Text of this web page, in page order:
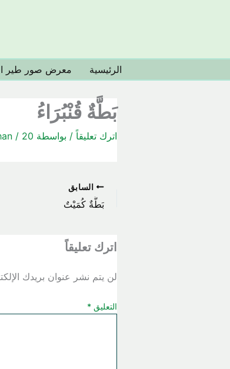
الرئيسية معرض صور طير
بَطَّةٌ قُنْبُرَاءُ
اترك تعليقاً / بواسطة / 20 أبريل، 2018
السابق
بَطَّةٌ كُمَيْتٌ
اترك تعليقاً
لن يتم نشر عنوان بريدك
التعليق *